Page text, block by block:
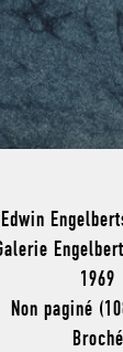
Edwin
1969
Non paginé
Broché